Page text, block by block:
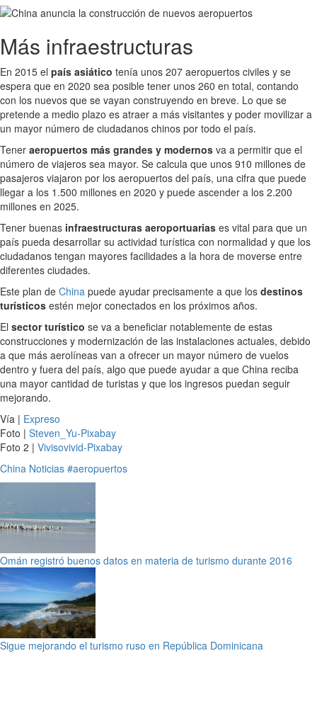
Más infraestructuras
En 2015 el país asiático tenía unos 207 aeropuertos civiles y se
espera que en 2020 sea posible tener unos 260 en total, contando
con los nuevos que se vayan construyendo en breve. Lo que se
pretende a medio plazo es atraer a más visitantes y poder movilizar a
un mayor número de ciudadanos chinos por todo el país.
Tener aeropuertos más grandes y modernos va a permitir que el
número de viajeros sea mayor. Se calcula que unos 910 millones de
pasajeros viajaron por los aeropuertos del país, una cifra que puede
llegar a los 1.500 millones en 2020 y puede ascender a los 2.200
millones en 2025.
Tener buenas infraestructuras aeroportuarias es vital para que un
país pueda desarrollar su actividad turística con normalidad y que los
ciudadanos tengan mayores facilidades a la hora de moverse entre
diferentes ciudades.
Este plan de China puede ayudar precisamente a que los destinos
turísticos estén mejor conectados en los próximos años.
El sector turístico se va a beneficiar notablemente de estas
construcciones y modernización de las instalaciones actuales, debido
a que más aerolíneas van a ofrecer un mayor número de vuelos
dentro y fuera del país, algo que puede ayudar a que China reciba
una mayor cantidad de turistas y que los ingresos puedan seguir
mejorando.
Vía | Expreso
Foto | Steven_Yu-Pixabay
Foto 2 | Vivisovivid-Pixabay
China Noticias #aeropuertos
Omán registró buenos datos en materia de turismo durante 2016
Sigue mejorando el turismo ruso en República Dominicana